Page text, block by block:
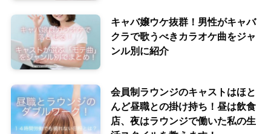
キャバ嬢ウケ抜群！男性がキャバ
クラで歌うべきカラオケ曲をジャ
ンル別に紹介
会員制ラウンジのキャストはほと
んど昼職との掛け持ち！昼は飲食
店、夜はラウンジで働いた私の生